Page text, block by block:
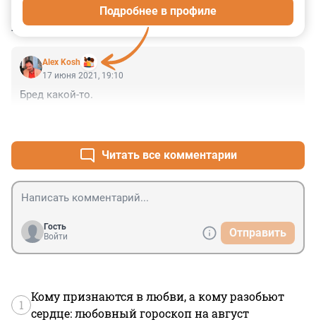
КОММЕНТАРИИ 1
Alex Kosh
Подробнее в профиле
17 июня 2021, 19:10
Бред какой-то.
Читать все комментарии
Гость
Войти
Отправить
1
Кому признаются в любви, а кому разобьют
сердце: любовный гороскоп на август